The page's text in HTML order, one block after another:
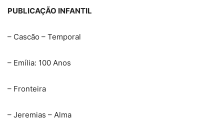
PUBLICAÇÃO INFANTIL
– Cascão – Temporal
– Emília: 100 Anos
– Fronteira
– Jeremias – Alma